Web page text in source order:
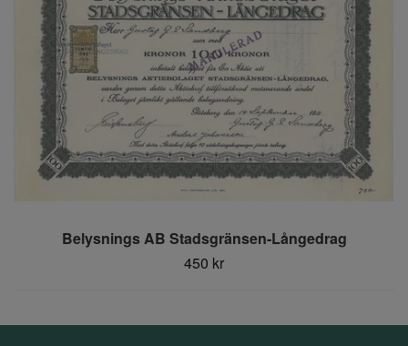
Belysnings AB Stadsgränsen-Långedrag
450 kr